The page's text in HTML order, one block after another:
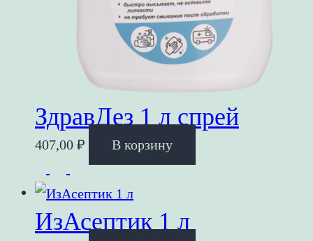
ЗдравДез 1 л спрей
407,00 ₽ В корзину
ИзАсептик 1 л